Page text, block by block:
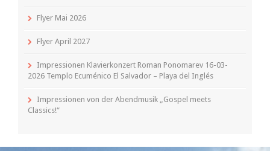
Flyer Mai 2026
Flyer April 2027
Impressionen Klavierkonzert Roman Ponomarev 16-03-
2026 Templo Ecuménico El Salvador – Playa del Inglés
Impressionen von der Abendmusik „Gospel meets
Classics!“